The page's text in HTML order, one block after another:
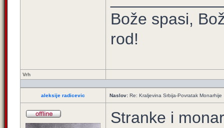
Bože spasi,
rod!
Vrh
aleksije radicevic Naslov: Re: Kraljevina Srbija-Povratak Monarhije
Stranke i